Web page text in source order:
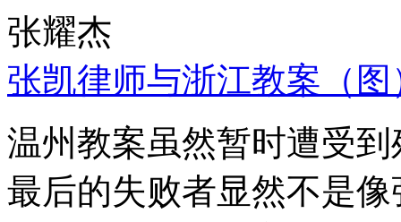
张耀杰
张凯律师与浙江教案（图
温州教案虽然暂时遭受
最后的失败者显然不是